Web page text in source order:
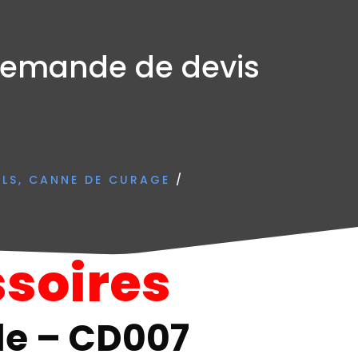
de devis
CANNE DE CURAGE /
– CD007